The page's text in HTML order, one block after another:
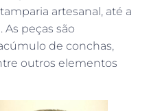
artesanal, até a
As peças são
de conchas,
outros elementos